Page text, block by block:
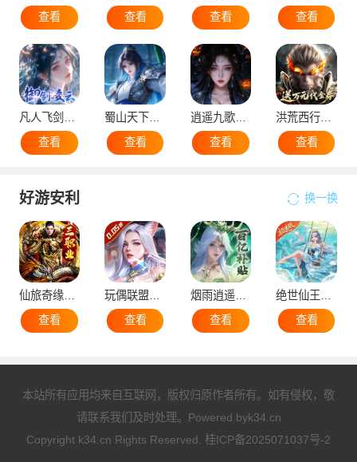
查看
查看
查看
查看
凡人飞剑（0.1折仙女管家甜蜜助阵）
查看
蜀山天下（0.1折免费版）
查看
逍遥九歌行（0.1折10亿钻石开局）
查看
洪荒西行录（0.1折万元真充高爆版）
查看
好游安利 换一换
仙旅奇缘（经典传奇三职业）
查看
查看
烟雨逍遥（5折30倍返利版）
查看
查看
本站所有应用均来自互联网，版权归原作者所有。如有侵权，敬
请联系我们及时处理。Powered byk34.cn
Copyright k34.cn Rights Reserved. 桂ICP备2025071037号-2